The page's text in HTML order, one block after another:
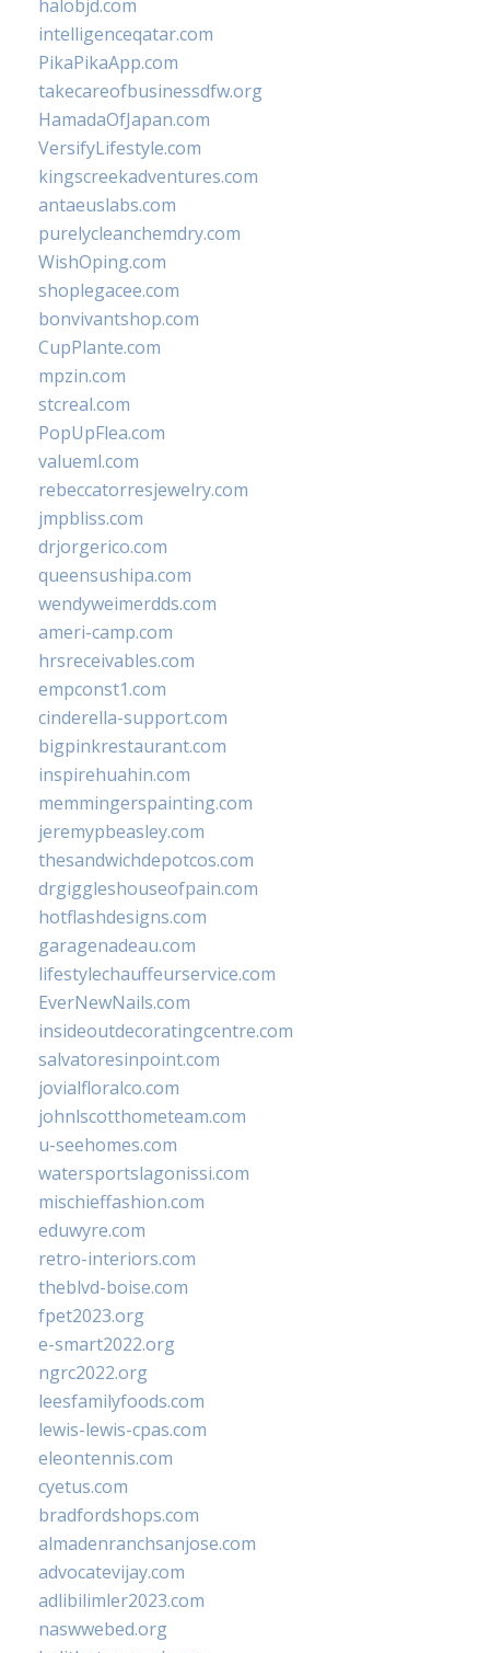
halobjd.com
intelligenceqatar.com
PikaPikaApp.com
takecareofbusinessdfw.org
HamadaOfJapan.com
VersifyLifestyle.com
kingscreekadventures.com
antaeuslabs.com
purelycleanchemdry.com
WishOping.com
shoplegacee.com
bonvivantshop.com
CupPlante.com
mpzin.com
stcreal.com
PopUpFlea.com
valueml.com
rebeccatorresjewelry.com
jmpbliss.com
drjorgerico.com
queensushipa.com
wendyweimerdds.com
ameri-camp.com
hrsreceivables.com
empconst1.com
cinderella-support.com
bigpinkrestaurant.com
inspirehuahin.com
memmingerspainting.com
jeremypbeasley.com
thesandwichdepotcos.com
drgiggleshouseofpain.com
hotflashdesigns.com
garagenadeau.com
lifestylechauffeurservice.com
EverNewNails.com
insideoutdecoratingcentre.com
salvatoresinpoint.com
jovialfloralco.com
johnlscotthometeam.com
u-seehomes.com
watersportslagonissi.com
mischieffashion.com
eduwyre.com
retro-interiors.com
theblvd-boise.com
fpet2023.org
e-smart2022.org
ngrc2022.org
leesfamilyfoods.com
lewis-lewis-cpas.com
eleontennis.com
cyetus.com
bradfordshops.com
almadenranchsanjose.com
advocatevijay.com
adlibilimler2023.com
naswwebed.org